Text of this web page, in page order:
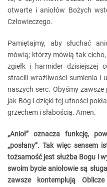
otwarte i aniołów Bożych
Człowieczego.
Pamiętajmy, aby słuchać
mówią; którzy mówią tak
zgiełk i harmider dzisiejszej
stracili wrażliwości sumienia i
naszych serc. Obyśmy
jak Bóg i dzięki tej ufności
grzechem i słabością. Amen.
„Anioł” oznacza funkcję,
„posłany”. Tak więc sensem
tożsamość jest służba Bogu i
swoim bycie aniołowie są
zawsze kontemplują